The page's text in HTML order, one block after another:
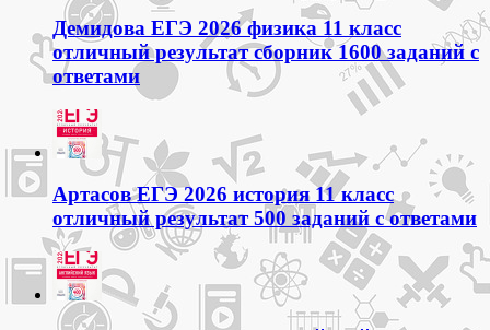
Демидова ЕГЭ 2026 физика 11 класс
отличный результат сборник 1600 заданий с
ответами
Артасов ЕГЭ 2026 история 11 класс
отличный результат 500 заданий с ответами